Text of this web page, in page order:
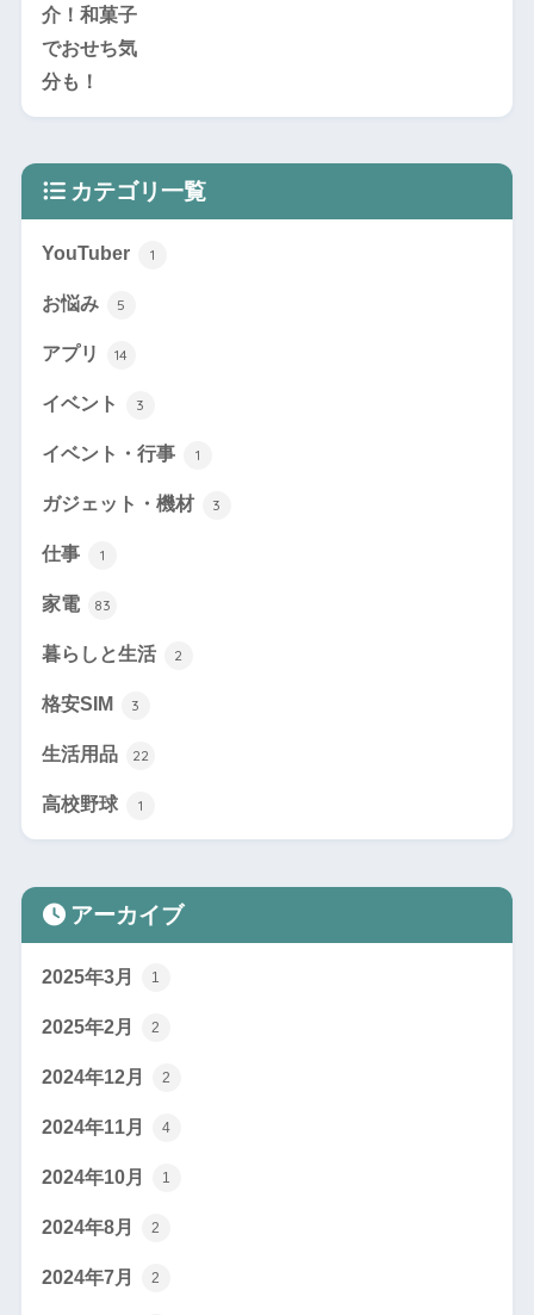
カテゴリ一覧
YouTuber 1
お悩み 5
アプリ 14
イベント 3
イベント・行事 1
ガジェット・機材 3
仕事 1
家電 83
暮らしと生活 2
格安SIM 3
生活用品 22
高校野球 1
アーカイブ
2025年3月 1
2025年2月 2
2024年12月 2
2024年11月 4
2024年10月 1
2024年8月 2
2024年7月 2